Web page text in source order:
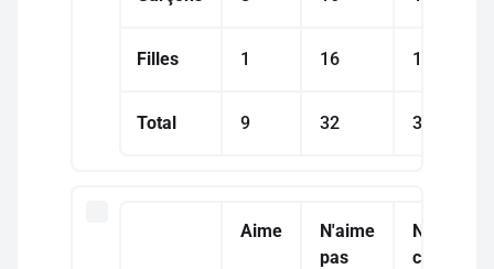
Filles 1 16 18
Total 9 32 34
Aime
N'aime
pas
Ne
connaît